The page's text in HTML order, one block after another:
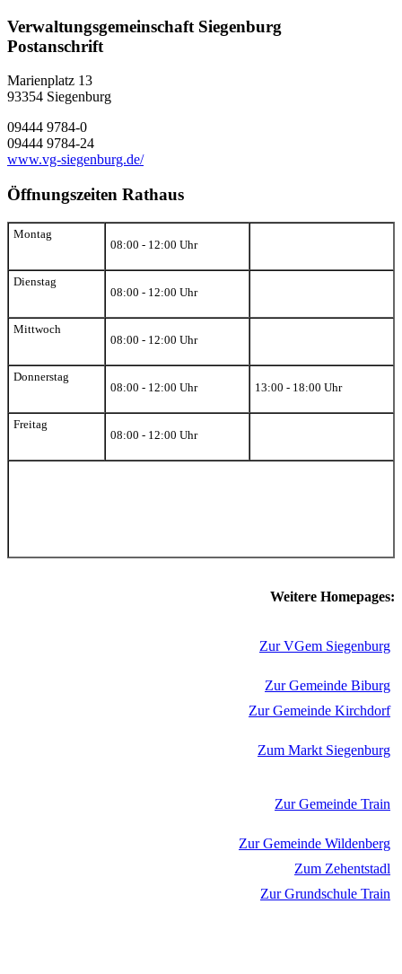
Verwaltungsgemeinschaft Siegenburg
Postanschrift
Marienplatz 13
93354 Siegenburg
09444 9784-0
09444 9784-24
www.vg-siegenburg.de/
Öffnungszeiten Rathaus
Montag
08:00 - 12:00 Uhr
Dienstag
08:00 - 12:00 Uhr
Mittwoch
08:00 - 12:00 Uhr
Donnerstag
08:00 - 12:00 Uhr
13:00 - 18:00 Uhr
Freitag
08:00 - 12:00 Uhr
Weitere Homepages:
Zur VGem Siegenburg
Zur Gemeinde Biburg
Zur Gemeinde Kirchdorf
Zum Markt Siegenburg
Zur Gemeinde Train
Zur Gemeinde Wildenberg
Zum Zehentstadl
Zur Grundschule Train